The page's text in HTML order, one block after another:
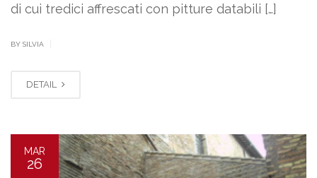
di cui tredici affrescati con pitture databili […]
BY SILVIA
DETAIL
MAR
26